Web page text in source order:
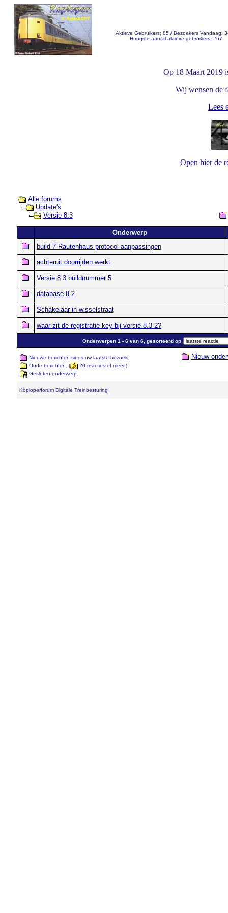
Aktieve Gebruikers: 85 / Bezoekers Vandaag:
Hoogste aantal aktieve gebruikers: 267
Op 18 Maart 2019
Wij wensen de
Lees
Open hier de
Alle forums
Update's
Versie 8.3
Onderwerp
build 7 Rautenhaus protocol aanpassingen
achteruit doorrijden werkt
Versie 8.3 buildnummer 5
database 8.2
Schakelaar in wisselstraat
waar zit de registratie key bij versie 8.3-2?
Onderwerpen 1 - 6 van 6, gesorteerd op
Nieuwe berichten sinds uw laatste bezoek.
Oude berichten. (
20 reacties of meer.)
Gesloten onderwerp.
Nieuw
Koploperforum Digitale Treinbesturing